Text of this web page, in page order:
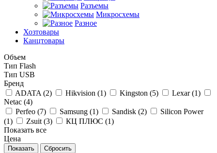
Разъемы
Микросхемы
Разное
Хозтовары
Канцтовары
Объем
Тип Flash
Тип USB
Бренд
ADATA (2) Hikvision (1) Kingston (5) Lexar (1)
Netac (4)
Perfeo (7) Samsung (1) Sandisk (2)
Silicon Power
(1) Zsuit (3) КЦ ПЛЮС (1)
Показать все
Цена
Сбросить